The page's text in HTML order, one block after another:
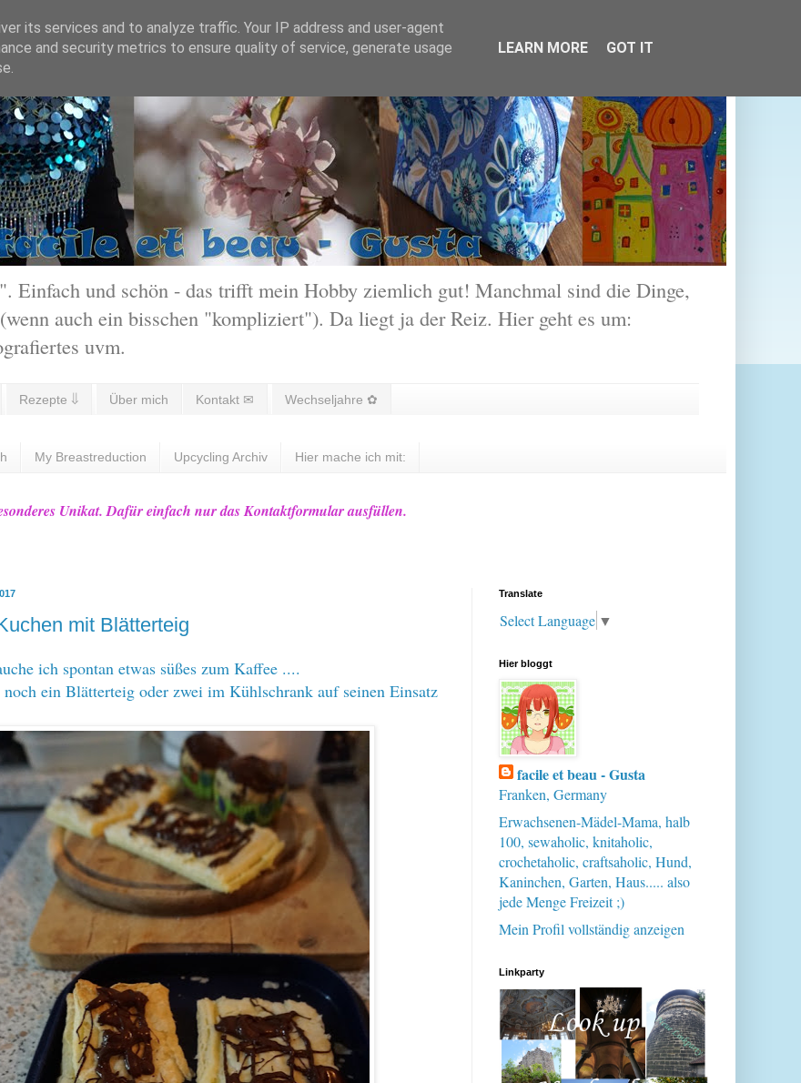
Einfach und schön - das trifft mein Hobby ziemlich gut! Manchmal sind die Dinge,
auch ein bisschen "kompliziert"). Da liegt ja der Reiz. Hier geht es um:
uvm.
Rezepte ⇓ Über mich Kontakt ✉ Wechseljahre ✿
My Breastreduction Upcycling Archiv Hier mache ich mit:
Unikat. Dafür einfach nur das Kontaktformular ausfüllen.
mit Blätterteig
ich spontan etwas süßes zum Kaffee ....
ein Blätterteig oder zwei im Kühlschrank auf seinen Einsatz
Translate
Select Language ▼
Hier bloggt
facile et beau - Gusta
Franken, Germany
Erwachsenen-Mädel-Mama, halb
100, sewaholic, knitaholic,
crochetaholic, craftsaholic, Hund,
Kaninchen, Garten, Haus..... also
jede Menge Freizeit ;)
Mein Profil vollständig anzeigen
Linkparty
its services and to analyze traffic. Your IP address and user-agent
and security metrics to ensure quality of service, generate usage
LEARN MORE GOT IT